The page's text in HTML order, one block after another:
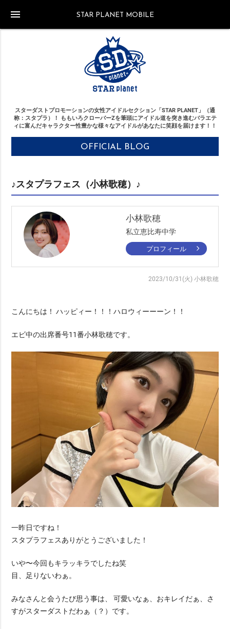
STAR PLANET MOBILE
menu
スターダストプロモーションの女性アイドルセクション「STAR PLANET」（通
称：スタプラ）！
ももいろクローバーZを筆頭にアイドル道を突き進むバラエテ
ィに富んだキャラクター性豊かな様々なアイドルがあなたに笑顔を届けます！！
OFFICIAL BLOG
♪スタプラフェス（小林歌穂）♪
小林歌穂
私立恵比寿中学
プロフィール
2023/10/31(火) 小林歌穂
こんにちは！ ハッピィー！！！ハロウィーーーン！！
エビ中の出席番号11番小林歌穂です。
一昨日ですね！
スタプラフェスありがとうございました！
いや〜今回もキラッキラでしたね笑
目、足りないわぁ。
みなさんと会うたび思う事は、 可愛いなぁ、おキレイだぁ、さ
すがスターダストだわぁ（？）です。